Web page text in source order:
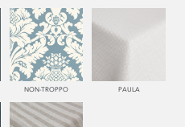
334 JEANS
NON-TROPPO PAULA